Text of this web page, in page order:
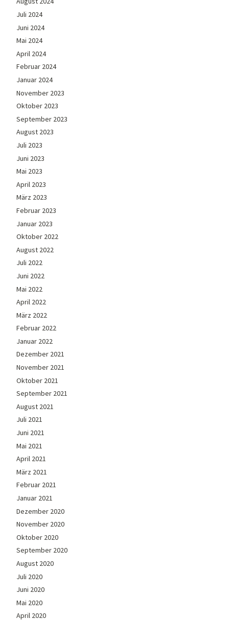
Juli 2024
Juni 2024
Mai 2024
April 2024
Februar 2024
Januar 2024
November 2023
Oktober 2023
September 2023
August 2023
Juli 2023
Juni 2023
Mai 2023
April 2023
März 2023
Februar 2023
Januar 2023
Oktober 2022
August 2022
Juli 2022
Juni 2022
Mai 2022
April 2022
März 2022
Februar 2022
Januar 2022
Dezember 2021
November 2021
Oktober 2021
September 2021
August 2021
Juli 2021
Juni 2021
Mai 2021
April 2021
März 2021
Februar 2021
Januar 2021
Dezember 2020
November 2020
Oktober 2020
September 2020
August 2020
Juli 2020
Juni 2020
Mai 2020
April 2020